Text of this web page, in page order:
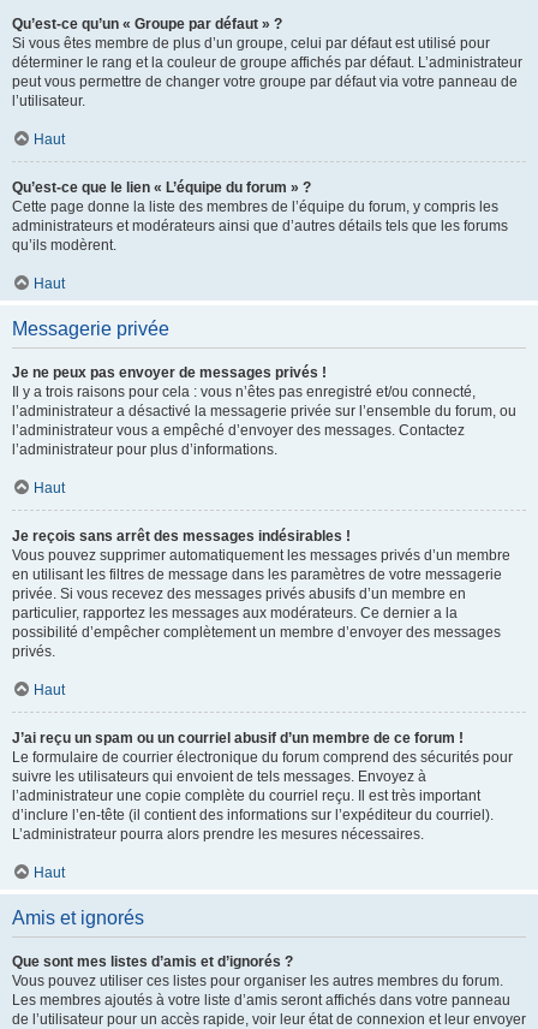
Qu’est-ce qu’un « Groupe par défaut » ?
Si vous êtes membre de plus d’un groupe, celui par défaut est utilisé pour
déterminer le rang et la couleur de groupe affichés par défaut. L’administrateur
peut vous permettre de changer votre groupe par défaut via votre panneau de
l’utilisateur.
Haut
Qu’est-ce que le lien « L’équipe du forum » ?
Cette page donne la liste des membres de l’équipe du forum, y compris les
administrateurs et modérateurs ainsi que d’autres détails tels que les forums
qu’ils modèrent.
Haut
Messagerie privée
Je ne peux pas envoyer de messages privés !
Il y a trois raisons pour cela : vous n’êtes pas enregistré et/ou connecté,
l’administrateur a désactivé la messagerie privée sur l’ensemble du forum, ou
l’administrateur vous a empêché d’envoyer des messages. Contactez
l’administrateur pour plus d’informations.
Haut
Je reçois sans arrêt des messages indésirables !
Vous pouvez supprimer automatiquement les messages privés d’un membre
en utilisant les filtres de message dans les paramètres de votre messagerie
privée. Si vous recevez des messages privés abusifs d’un membre en
particulier, rapportez les messages aux modérateurs. Ce dernier a la
possibilité d’empêcher complètement un membre d’envoyer des messages
privés.
Haut
J’ai reçu un spam ou un courriel abusif d’un membre de ce forum !
Le formulaire de courrier électronique du forum comprend des sécurités pour
suivre les utilisateurs qui envoient de tels messages. Envoyez à
l’administrateur une copie complète du courriel reçu. Il est très important
d’inclure l’en-tête (il contient des informations sur l’expéditeur du courriel).
L’administrateur pourra alors prendre les mesures nécessaires.
Haut
Amis et ignorés
Que sont mes listes d’amis et d’ignorés ?
Vous pouvez utiliser ces listes pour organiser les autres membres du forum.
Les membres ajoutés à votre liste d’amis seront affichés dans votre panneau
de l’utilisateur pour un accès rapide, voir leur état de connexion et leur envoyer